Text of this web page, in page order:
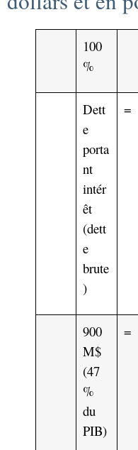
100
%
Dett
e
porta
nt
intér
êt
(dett
e
brute
)
=
900
M$
(47
%
du
PIB)
=